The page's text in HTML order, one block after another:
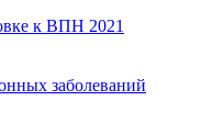
к ВПН 2021
заболеваний